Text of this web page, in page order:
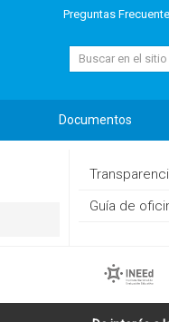
Preguntas
Buscar...
Documentos
Guía de